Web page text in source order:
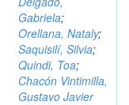
Gabriela;
Orellana, Nataly;
Saquisilí, Silvia;
Quindi, Toa;
Chacón Vintimilla,
Gustavo Javier